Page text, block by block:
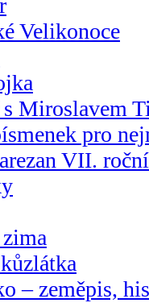
Velikonoce
s Miroslavem
pro
VII.
– zeměpis,